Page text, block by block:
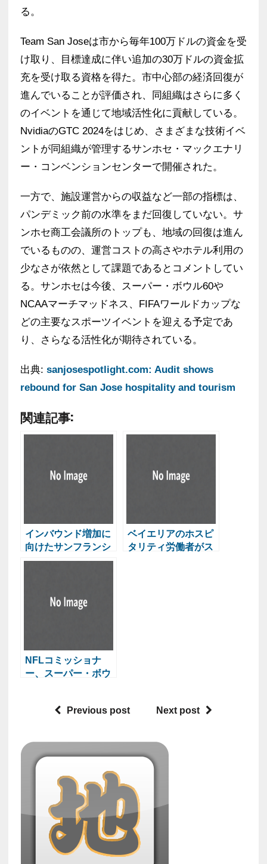
る。
Team San Joseは市から毎年100万ドルの資金を受
け取り、目標達成に伴い追加の30万ドルの資金拡
充を受け取る資格を得た。市中心部の経済回復が
進んでいることが評価され、同組織はさらに多く
のイベントを通じて地域活性化に貢献している。
NvidiaのGTC 2024をはじめ、さまざまな技術イベ
ントが同組織が管理するサンホセ・マックエナリ
ー・コンベンションセンターで開催された。
一方で、施設運営からの収益など一部の指標は、
パンデミック前の水準をまだ回復していない。サ
ンホセ商工会議所のトップも、地域の回復は進ん
でいるものの、運営コストの高さやホテル利用の
少なさが依然として課題であるとコメントしてい
る。サンホセは今後、スーパー・ボウル60や
NCAAマーチマッドネス、FIFAワールドカップな
どの主要なスポーツイベントを迎える予定であ
り、さらなる活性化が期待されている。
出典: sanjosespotlight.com: Audit shows
rebound for San Jose hospitality and tourism
関連記事:
インバウンド増加に
向けたサンフランシ
スコ新市長の取り組
ベイエリアのホスピ
タリティ労働者がス
NFLコミッショナ
ー、スーパー・ボウ
Previous post Next post